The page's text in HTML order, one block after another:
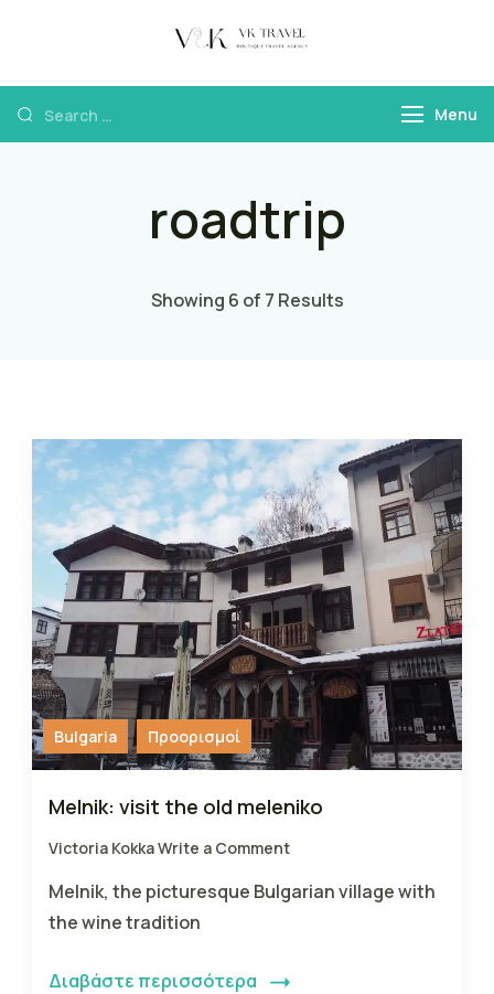
Victoria Kokka
Agency & Travel
Menu
roadtrip
Showing 6 of 7 Results
Bulgaria Προορισμοί
Melnik: visit the old meleniko
Victoria KokkaWrite a Comment
Melnik, the picturesque Bulgarian village with
the wine tradition
Διαβάστε περισσότερα